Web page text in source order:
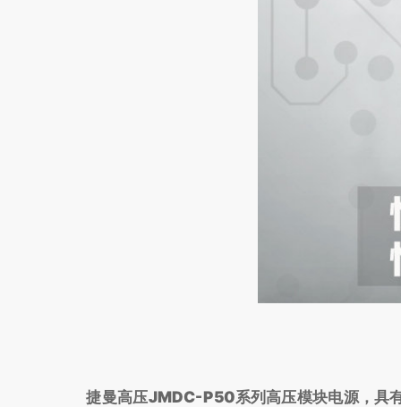
捷曼高压JMDC-P50系列高压模块电源，具